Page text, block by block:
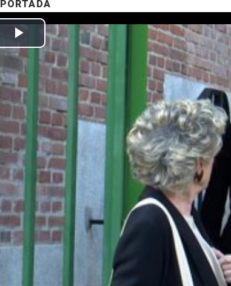
PORTADA